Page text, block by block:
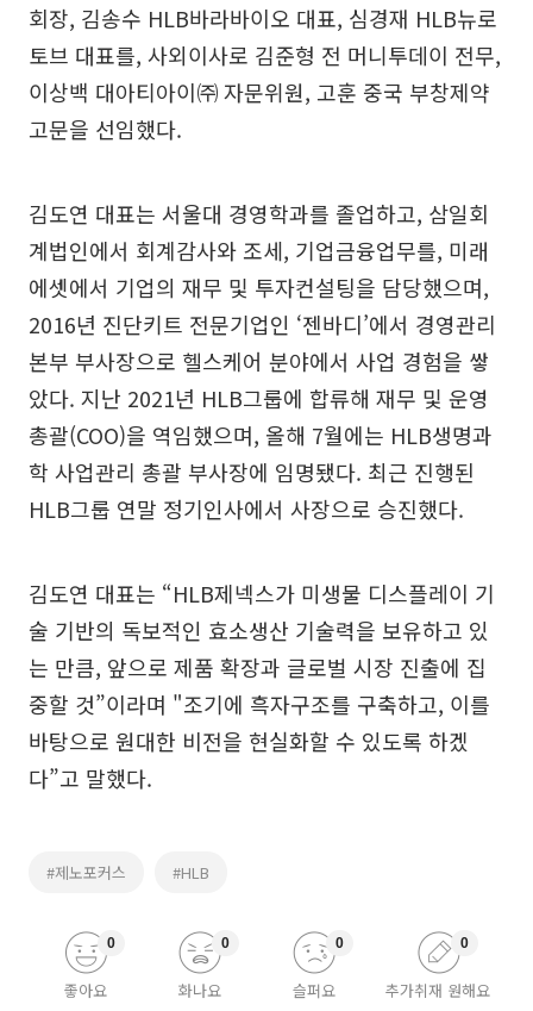
회장, 김송수 HLB바라바이오 대표, 심경재 HLB뉴로
토브 대표를, 사외이사로 김준형 전 머니투데이 전무,
이상백 대아티아이㈜ 자문위원, 고훈 중국 부창제약
고문을 선임했다.
김도연 대표는 서울대 경영학과를 졸업하고, 삼일회
계법인에서 회계감사와 조세, 기업금융업무를, 미래
에셋에서 기업의 재무 및 투자컨설팅을 담당했으며,
2016년 진단키트 전문기업인 ‘젠바디’에서 경영관리
본부 부사장으로 헬스케어 분야에서 사업 경험을 쌓
았다. 지난 2021년 HLB그룹에 합류해 재무 및 운영
총괄(COO)을 역임했으며, 올해 7월에는 HLB생명과
학 사업관리 총괄 부사장에 임명됐다. 최근 진행된
HLB그룹 연말 정기인사에서 사장으로 승진했다.
김도연 대표는 “HLB제넥스가 미생물 디스플레이 기
술 기반의 독보적인 효소생산 기술력을 보유하고 있
는 만큼, 앞으로 제품 확장과 글로벌 시장 진출에 집
중할 것”이라며 "조기에 흑자구조를 구축하고, 이를
바탕으로 원대한 비전을 현실화할 수 있도록 하겠
다”고 말했다.
#제노포커스 #HLB
좋아요
0
화나요
0
슬퍼요
0
추가취재 원해요
0